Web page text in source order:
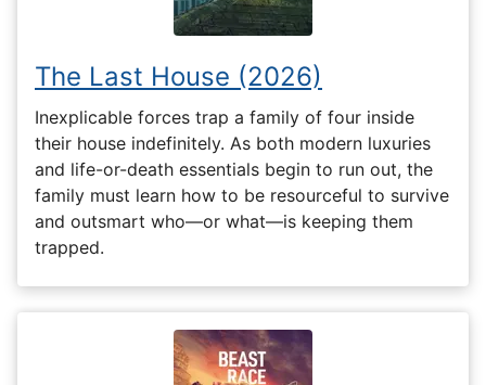
The Last House (2026)
Inexplicable forces trap a family of four inside
their house indefinitely. As both modern luxuries
and life-or-death essentials begin to run out, the
family must learn how to be resourceful to survive
and outsmart who—or what—is keeping them
trapped.